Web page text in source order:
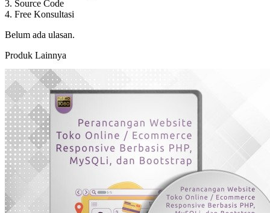
3. Source Code
4. Free Konsultasi
Belum ada ulasan.
Produk Lainnya